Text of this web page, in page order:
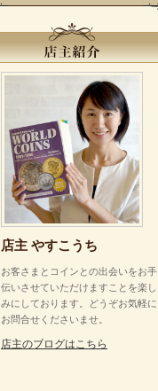
店主 やすこうち
お客さまとコインとの出会いをお手
伝いさせていただけますことを楽し
みにしております。どうぞお気軽に
お問合せくださいませ。
店主のブログはこちら